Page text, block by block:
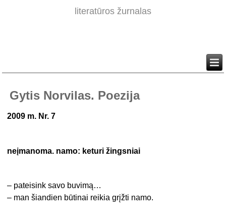
literatūros žurnalas
Gytis Norvilas. Poezija
2009 m. Nr. 7
neįmanoma. namo: keturi žingsniai
– pateisink savo buvimą…
– man šiandien būtinai reikia grįžti namo.